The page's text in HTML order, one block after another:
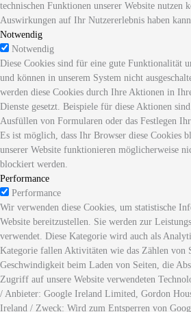
technischen Funktionen unserer Website nutzen
Auswirkungen auf Ihr Nutzererlebnis haben
Notwendig
Notwendig
Diese Cookies sind für eine gute Funktionalität
und können in unserem System nicht
werden diese Cookies durch Ihre Aktionen in
Dienste gesetzt. Beispiele für diese Aktionen
Ausfüllen von Formularen oder das Festlegen
Es ist möglich, dass Ihr Browser diese Cookies
unserer Website funktionieren möglicherweise
blockiert werden.
Performance
Performance
Wir verwenden diese Cookies, um statistische
Website bereitzustellen. Sie werden zur
verwendet. Diese Kategorie wird auch als
Kategorie fallen Aktivitäten wie das Zählen von
Geschwindigkeit beim Laden von Seiten, die
Zugriff auf unsere Website verwendeten
/ Anbieter: Google Ireland Limited, Gordon
Ireland / Zweck: Wird zum Entsperren von